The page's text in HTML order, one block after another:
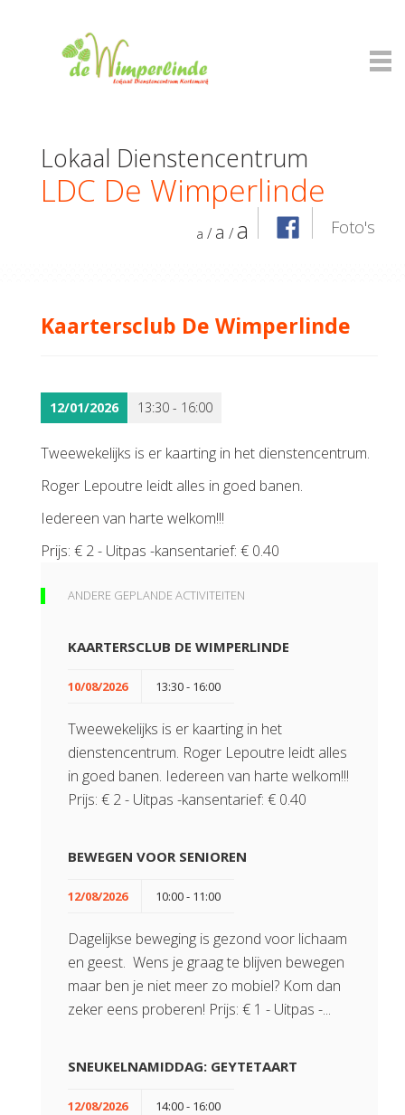
Lokaal Dienstencentrum
LDC De Wimperlinde
a / a /a Foto's
Kaartersclub De Wimperlinde
12/01/2026 13:30 - 16:00
Tweewekelijks is er kaarting in het dienstencentrum.
Roger Lepoutre leidt alles in goed banen.
Iedereen van harte welkom!!!
Prijs: € 2 - Uitpas -kansentarief: € 0.40
ANDERE GEPLANDE ACTIVITEITEN
KAARTERSCLUB DE WIMPERLINDE
10/08/2026 13:30 - 16:00
Tweewekelijks is er kaarting in het
dienstencentrum. Roger Lepoutre leidt alles
in goed banen. Iedereen van harte welkom!!!
Prijs: € 2 - Uitpas -kansentarief: € 0.40
BEWEGEN VOOR SENIOREN
12/08/2026 10:00 - 11:00
Dagelijkse beweging is gezond voor lichaam
en geest. Wens je graag te blijven bewegen
maar ben je niet meer zo mobiel? Kom dan
zeker eens proberen! Prijs: € 1 - Uitpas -...
SNEUKELNAMIDDAG: GEYTETAART
12/08/2026 14:00 - 16:00